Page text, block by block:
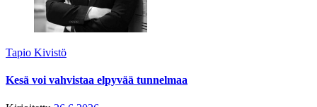
Tapio Kivistö
Kesä voi vahvistaa elpyvää tunnelmaa